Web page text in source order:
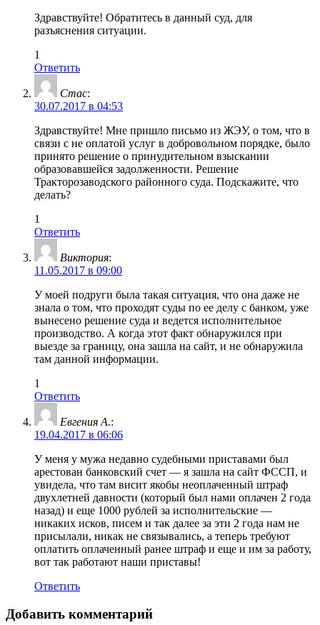
Здравствуйте! Обратитесь в данный суд, для
разъяснения ситуации.
1
Ответить
Стас:
30.07.2017 в 04:53
Здравствуйте! Мне пришло письмо из ЖЭУ, о том, что в
связи с не оплатой услуг в добровольном порядке, было
принято решение о принудительном взыскании
образовавшейся задолженности. Решение
Тракторозаводского районного суда. Подскажите, что
делать?
1
Ответить
Виктория:
11.05.2017 в 09:00
У моей подруги была такая ситуация, что она даже не
знала о том, что проходят суды по ее делу с банком, уже
вынесено решение суда и ведется исполнительное
производство. А когда этот факт обнаружился при
выезде за границу, она зашла на сайт, и не обнаружила
там данной информации.
1
Ответить
Евгения А.:
19.04.2017 в 06:06
У меня у мужа недавно судебными приставами был
арестован банковский счет — я зашла на сайт ФССП, и
увидела, что там висит якобы неоплаченный штраф
двухлетней давности (который был нами оплачен 2 года
назад) и еще 1000 рублей за исполнительские —
никаких исков, писем и так далее за эти 2 года нам не
присылали, никак не связывались, а теперь требуют
оплатить оплаченный ранее штраф и еще и им за работу,
вот так работают наши приставы!
Ответить
Добавить комментарий